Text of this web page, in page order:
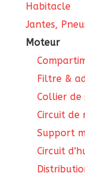
Habitacle
Jantes,
Moteur
Filtre &
Collier de
Circuit de
Support
Circuit